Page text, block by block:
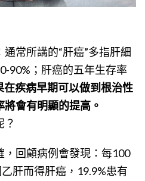
常所講的“肝癌”多指肝細
90%；肝癌的五年生存率
在疾病早期可以做到根治性
會有明顯的提高。
？
，回顧病例會發現：每100
肝而得肝癌，19.9%患有